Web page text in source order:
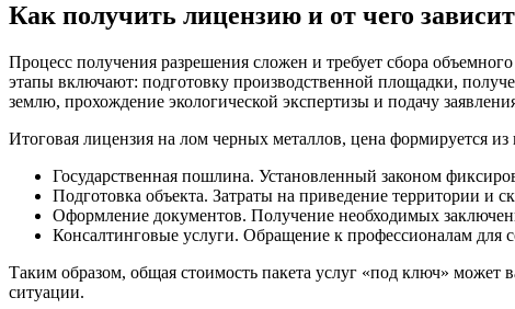
Как получить лицензию и от чего
Процесс получения разрешения сложен и требует сбора
этапы включают: подготовку производственной площадки,
землю, прохождение экологической экспертизы и подачу
Итоговая лицензия на лом черных металлов, цена формируется
Государственная пошлина. Установленный законом
Подготовка объекта. Затраты на приведение территории и
Оформление документов. Получение необходимых
Консалтинговые услуги. Обращение к профессионалам для
Таким образом, общая стоимость пакета услуг «под ключ»
ситуации.